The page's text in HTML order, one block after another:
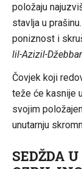
položaju
stavlja u
poniznost i
lil-Azizil-Džebbar
Čovjek koji
teže će kasnije
svojim
unutarnju
SEDŽDA